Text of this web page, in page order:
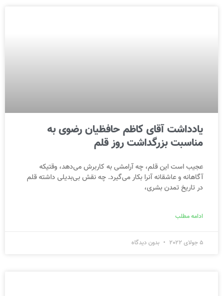
یادداشت آقای کاظم حافظیان رضوی به
مناسبت بزرگداشت روز قلم
عجیب است این قلم، چه آرامشی به کاربرش می‌دهد، وقتیکه
آگاهانه و عاشقانه آنرا بکار می‌گیرد. چه نقش بی‌بدیلی داشته قلم
در تاریخ تمدن بشری،
ادامه مطلب
5 جولای 2022 بدون دیدگاه